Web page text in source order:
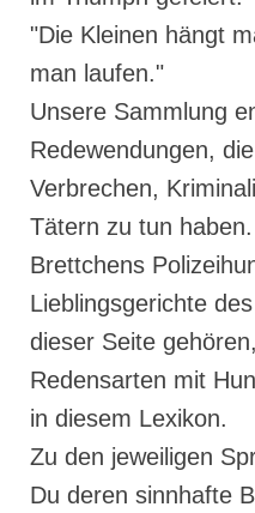
"Die Kleinen hängt
man laufen."
Unsere Sammlung
Redewendungen,
Verbrechen,
Tätern zu tun
Brettchens
Lieblingsgerichte
dieser Seite
Redensarten mit
in diesem Lexikon.
Zu den jeweiligen
Du deren sinnhafte